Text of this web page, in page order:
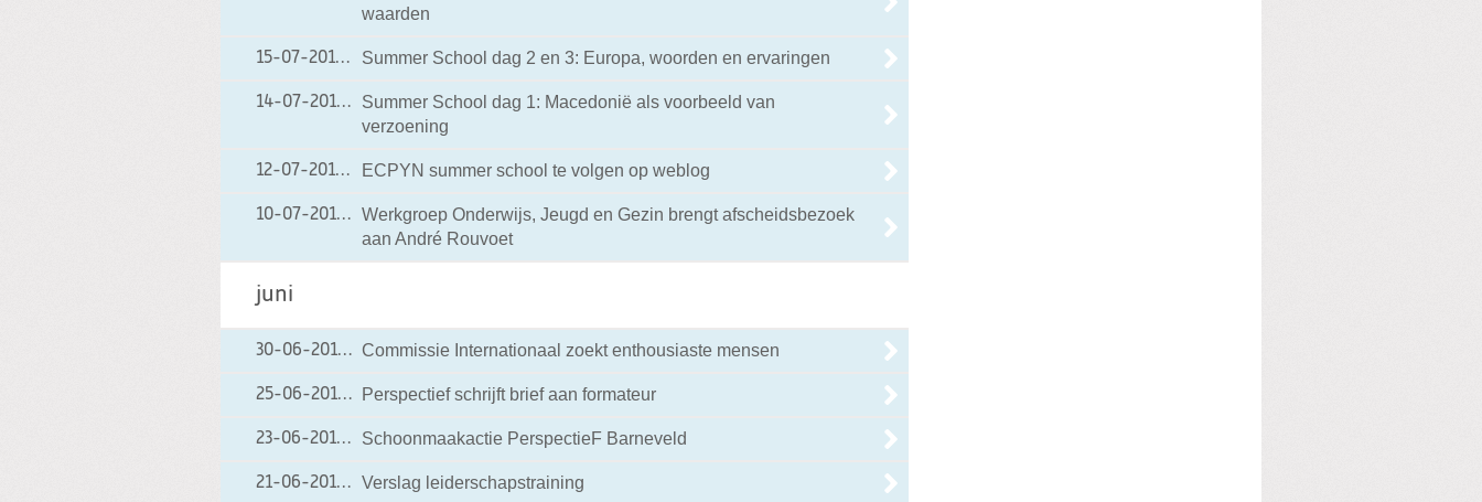
waarden
15-07-201015-07-2010 06:52
Summer School dag 2 en 3: Europa, woorden en ervaringen
14-07-201014-07-2010 09:12
Summer School dag 1: Macedonië als voorbeeld van
verzoening
12-07-201012-07-2010 07:12
ECPYN summer school te volgen op weblog
10-07-201010-07-2010 19:14
Werkgroep Onderwijs, Jeugd en Gezin brengt afscheidsbezoek
aan André Rouvoet
juni
30-06-201030-06-2010 19:58
Commissie Internationaal zoekt enthousiaste mensen
25-06-201025-06-2010 18:47
Perspectief schrijft brief aan formateur
23-06-201023-06-2010 20:22
Schoonmaakactie PerspectieF Barneveld
21-06-201021-06-2010 19:11
Verslag leiderschapstraining